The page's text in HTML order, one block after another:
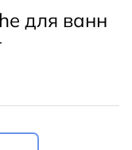
для ванн